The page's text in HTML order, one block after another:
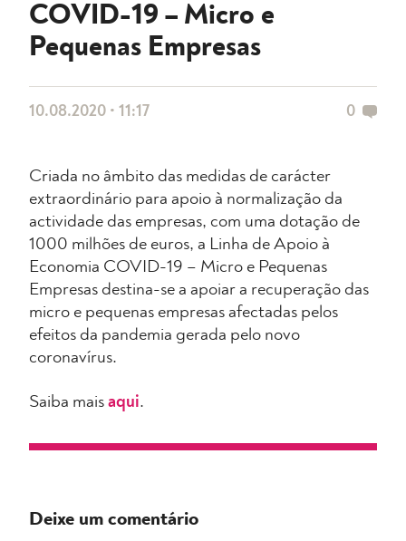
COVID-19 – Micro e
Pequenas Empresas
10.08.2020 • 11:17 0
Criada no âmbito das medidas de carácter
extraordinário para apoio à normalização da
actividade das empresas, com uma dotação de
1000 milhões de euros, a Linha de Apoio à
Economia COVID-19 – Micro e Pequenas
Empresas destina-se a apoiar a recuperação das
micro e pequenas empresas afectadas pelos
efeitos da pandemia gerada pelo novo
coronavírus.
Saiba mais aqui.
Deixe um comentário